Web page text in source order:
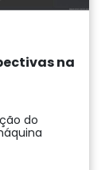
na
do